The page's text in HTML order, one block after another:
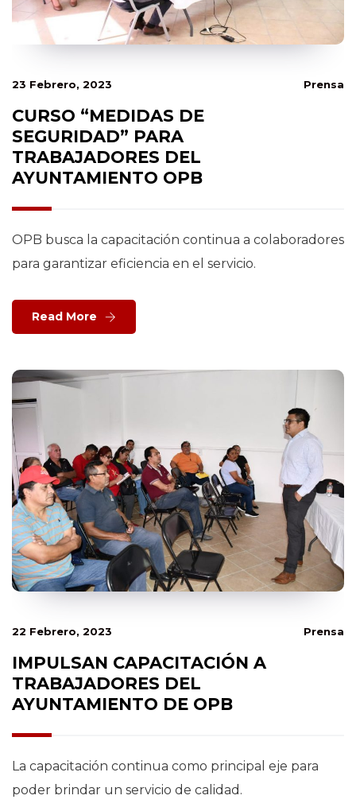
23 Febrero, 2023 Prensa
CURSO “MEDIDAS DE
SEGURIDAD” PARA
TRABAJADORES DEL
AYUNTAMIENTO OPB
OPB busca la capacitación continua a colaboradores
para garantizar eficiencia en el servicio.
Read More
22 Febrero, 2023 Prensa
IMPULSAN CAPACITACIÓN A
TRABAJADORES DEL
AYUNTAMIENTO DE OPB
La capacitación continua como principal eje para
poder brindar un servicio de calidad.